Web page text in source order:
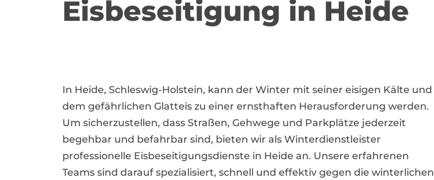
Eisbeseitigung in Heide
In Heide, Schleswig-Holstein, kann der Winter mit seiner eisigen Kälte und
dem gefährlichen Glatteis zu einer ernsthaften Herausforderung werden.
Um sicherzustellen, dass Straßen, Gehwege und Parkplätze jederzeit
begehbar und befahrbar sind, bieten wir als Winterdienstleister
professionelle Eisbeseitigungsdienste in Heide an. Unsere erfahrenen
Teams sind darauf spezialisiert, schnell und effektiv gegen die winterlichen